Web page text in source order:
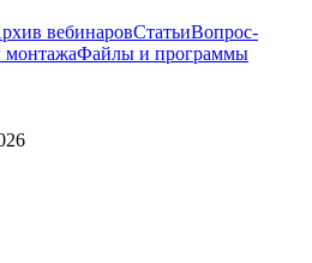
вебинаровСтатьиВопрос-
Файлы и программы